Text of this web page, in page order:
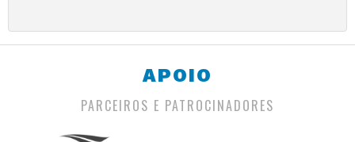
APOIO
PARCEIROS E PATROCINADORES